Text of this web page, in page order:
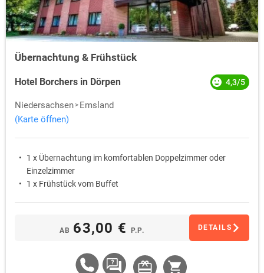
Übernachtung & Frühstück
Hotel Borchers in Dörpen 4,3/5
Niedersachsen
Emsland
(Karte öffnen)
1 x Übernachtung im komfortablen Doppelzimmer oder
Einzelzimmer
1 x Frühstück vom Buffet
AB 63,00 € P.P. DETAILS